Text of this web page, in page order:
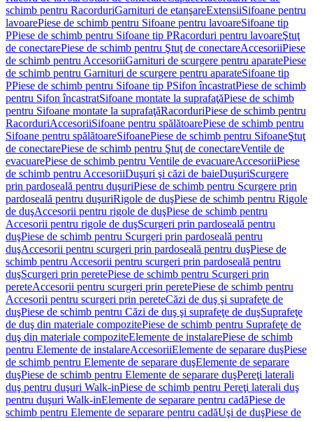
schimb pentru RacorduriGarnituri de etanşareExtensiiSifoane pentru
lavoarePiese de schimb pentru Sifoane pentru lavoareSifoane tip
PPiese de schimb pentru Sifoane tip PRacorduri pentru lavoareŞtuţ
de conectarePiese de schimb pentru Ştuţ de conectareAccesoriiPiese
de schimb pentru AccesoriiGarnituri de scurgere pentru aparatePiese
de schimb pentru Garnituri de scurgere pentru aparateSifoane tip
PPiese de schimb pentru Sifoane tip PSifon încastratPiese de schimb
pentru Sifon încastratSifoane montate la suprafaţăPiese de schimb
pentru Sifoane montate la suprafaţăRacorduriPiese de schimb pentru
RacorduriAccesoriiSifoane pentru spălătoarePiese de schimb pentru
Sifoane pentru spălătoareSifoanePiese de schimb pentru SifoaneŞtuţ
de conectarePiese de schimb pentru Ştuţ de conectareVentile de
evacuarePiese de schimb pentru Ventile de evacuareAccesoriiPiese
de schimb pentru AccesoriiDuşuri şi căzi de baieDuşuriScurgere
prin pardoseală pentru duşuriPiese de schimb pentru Scurgere prin
pardoseală pentru duşuriRigole de duşPiese de schimb pentru Rigole
de duşAccesorii pentru rigole de duşPiese de schimb pentru
Accesorii pentru rigole de duşScurgeri prin pardoseală pentru
duşPiese de schimb pentru Scurgeri prin pardoseală pentru
duşAccesorii pentru scurgeri prin pardoseală pentru duşPiese de
schimb pentru Accesorii pentru scurgeri prin pardoseală pentru
duşScurgeri prin peretePiese de schimb pentru Scurgeri prin
pereteAccesorii pentru scurgeri prin peretePiese de schimb pentru
Accesorii pentru scurgeri prin pereteCăzi de duş şi suprafeţe de
duşPiese de schimb pentru Căzi de duş şi suprafeţe de duşSuprafeţe
de duş din materiale compozitePiese de schimb pentru Suprafeţe de
duş din materiale compoziteElemente de instalarePiese de schimb
pentru Elemente de instalareAccesoriiElemente de separare duşPiese
de schimb pentru Elemente de separare duşElemente de separare
duşPiese de schimb pentru Elemente de separare duşPereţi laterali
duş pentru duşuri Walk-inPiese de schimb pentru Pereţi laterali duş
pentru duşuri Walk-inElemente de separare pentru cadăPiese de
schimb pentru Elemente de separare pentru cadăUşi de duşPiese de